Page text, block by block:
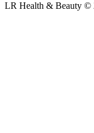
LR Health & Beauty ©